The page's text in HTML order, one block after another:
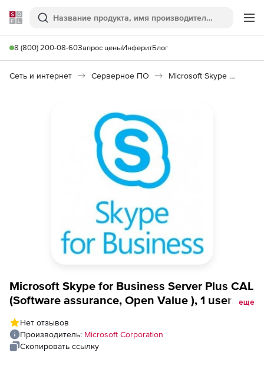
Softline
Поиск
8 (800) 200-08-60Запрос ценыИнферитБлог
Сеть и интернет Серверное ПО Microsoft Skype for Business CAL
Microsoft Skype for Business Server Plus CAL
(Software assurance, Open Value ), 1 user
product, 1 Year Acquired Year 1, for Enterprise
CAL All Languages
еще
Нет отзывов
Производитель: Microsoft Corporation
Скопировать ссылку